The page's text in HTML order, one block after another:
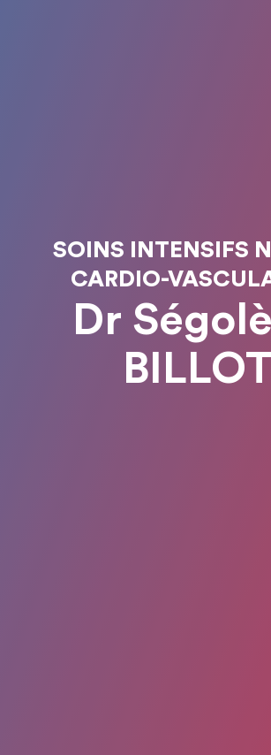
SOINS INTENSIFS
CARDIO-
Dr
BILLOT